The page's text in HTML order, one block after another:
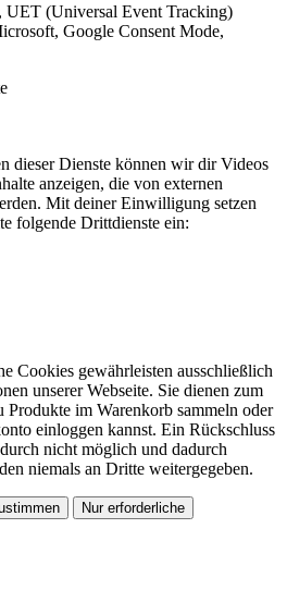
UET (Universal Event Tracking)
Google Consent Mode,
dieser Dienste können wir dir Videos
anzeigen, die von externen
Mit deiner Einwilligung setzen
folgende Drittdienste ein:
Cookies gewährleisten ausschließlich
unserer Webseite. Sie dienen zum
Produkte im Warenkorb sammeln oder
einloggen kannst. Ein Rückschluss
nicht möglich und dadurch
niemals an Dritte weitergegeben.
Nur erforderliche